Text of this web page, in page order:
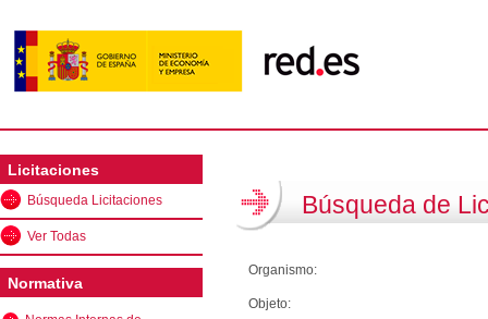
Licitaciones
Búsqueda Licitaciones
Ver Todas
Normativa
Búsqueda de
Organismo:
Objeto: